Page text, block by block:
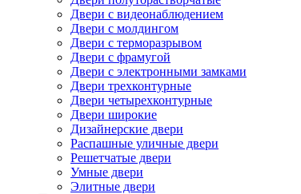
Двери с видеонаблюдением
Двери с молдингом
Двери с терморазрывом
Двери с фрамугой
Двери с электронными замками
Двери трехконтурные
Двери четырехконтурные
Двери широкие
Дизайнерские двери
Распашные уличные двери
Решетчатые двери
Умные двери
Элитные двери